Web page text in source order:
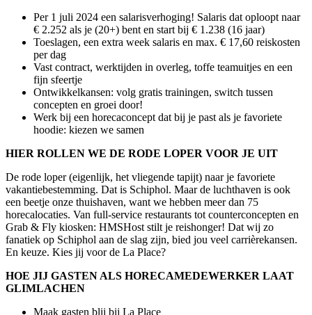
Per 1 juli 2024 een salarisverhoging! Salaris dat oploopt naar
€ 2.252 als je (20+) bent en start bij € 1.238 (16 jaar)
Toeslagen, een extra week salaris en max. € 17,60 reiskosten
per dag
Vast contract, werktijden in overleg, toffe teamuitjes en een
fijn sfeertje
Ontwikkelkansen: volg gratis trainingen, switch tussen
concepten en groei door!
Werk bij een horecaconcept dat bij je past als je favoriete
hoodie: kiezen we samen
HIER ROLLEN WE DE RODE LOPER VOOR JE UIT
De rode loper (eigenlijk, het vliegende tapijt) naar je favoriete
vakantiebestemming. Dat is Schiphol. Maar de luchthaven is ook
een beetje onze thuishaven, want we hebben meer dan 75
horecalocaties. Van full-service restaurants tot counterconcepten en
Grab & Fly kiosken: HMSHost stilt je reishonger! Dat wij zo
fanatiek op Schiphol aan de slag zijn, bied jou veel carrièrekansen.
En keuze. Kies jij voor de La Place?
HOE JIJ GASTEN ALS HORECAMEDEWERKER LAAT
GLIMLACHEN
Maak gasten blij bij La Place